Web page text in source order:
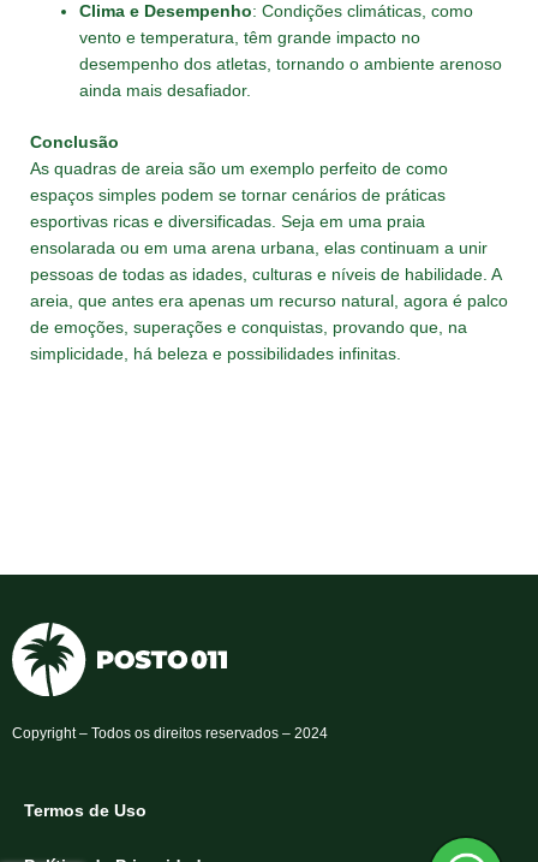
Clima e Desempenho: Condições climáticas, como
vento e temperatura, têm grande impacto no
desempenho dos atletas, tornando o ambiente arenoso
ainda mais desafiador.
Conclusão
As quadras de areia são um exemplo perfeito de como
espaços simples podem se tornar cenários de práticas
esportivas ricas e diversificadas. Seja em uma praia
ensolarada ou em uma arena urbana, elas continuam a unir
pessoas de todas as idades, culturas e níveis de habilidade. A
areia, que antes era apenas um recurso natural, agora é palco
de emoções, superações e conquistas, provando que, na
simplicidade, há beleza e possibilidades infinitas.
Copyright – Todos os direitos reservados – 2024
Termos de Uso